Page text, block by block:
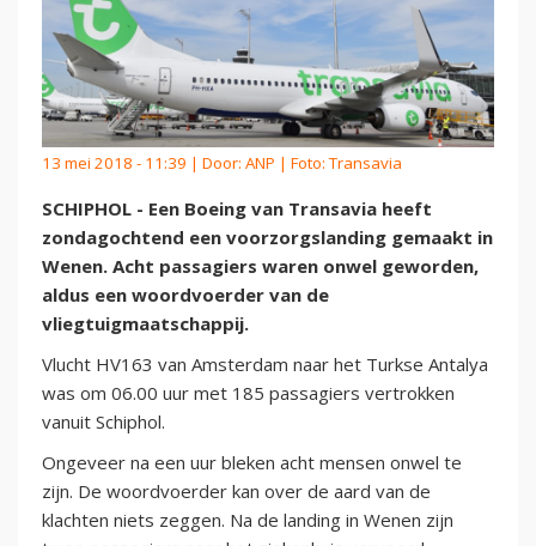
13 mei 2018 - 11:39 | Door: ANP | Foto: Transavia
SCHIPHOL - Een Boeing van Transavia heeft
zondagochtend een voorzorgslanding gemaakt in
Wenen. Acht passagiers waren onwel geworden,
aldus een woordvoerder van de
vliegtuigmaatschappij.
Vlucht HV163 van Amsterdam naar het Turkse Antalya
was om 06.00 uur met 185 passagiers vertrokken
vanuit Schiphol.
Ongeveer na een uur bleken acht mensen onwel te
zijn. De woordvoerder kan over de aard van de
klachten niets zeggen. Na de landing in Wenen zijn